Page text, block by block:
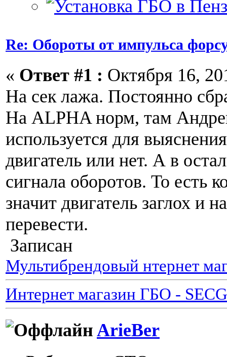
Re: Обороты от импульса
« Ответ #1 : Октября 16,
На сек лажа. Постоянно
На ALPHA норм, там
используется для
двигатель или нет. А в
сигнала оборотов. То есть
значит двигатель заглох и
перевести.
Записан
Мультибрендовый нтернет
Интернет магазин ГБО -
ArieBer